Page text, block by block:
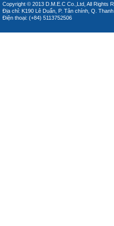
Copyright © 2013 D.M.E.C Co.,Ltd, All Rights
Địa chỉ: K190 Lê Duẩn, P. Tân chính, Q.
Điện thoại: (+84) 5113752506